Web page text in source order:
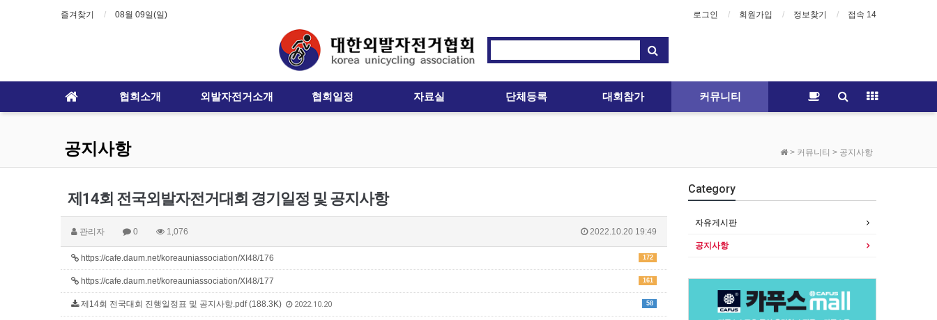
즐겨찾기 08월 09일(일) 로그인 회원가입 정보찾기 접속 14
협회소개 외발자전거소개 협회일정 자료실 단체등록 대회참가 커뮤니티
공지사항 > 커뮤니티 > 공지사항
제14회 전국외발자전거대회 경기일정 및 공지사항
관리자 0 1,076 2022.10.20 19:49
172
https://cafe.daum.net/koreauniassociation/XI48/176
161
https://cafe.daum.net/koreauniassociation/XI48/177
58
제14회 전국대회 진행일정표 및 공지사항.pdf (188.3K) 2022.10.20
Category
자유게시판
공지사항